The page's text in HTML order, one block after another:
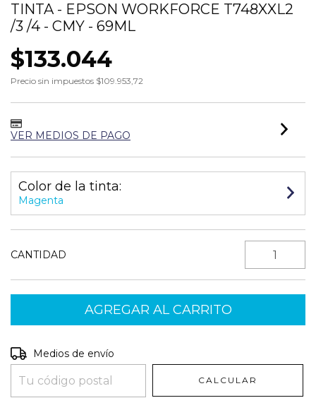
TINTA - EPSON WORKFORCE T748XXL2
/3 /4 - CMY - 69ML
$133.044
Precio sin impuestos $109.953,72
VER MEDIOS DE PAGO
Color de la tinta:
Magenta
CANTIDAD
Entregas para el CP:
Medios de envío
CALCULAR